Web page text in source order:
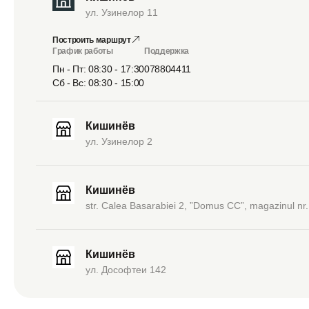
ул. Узинелор 11
Построить маршрут
График работы
Пн - Пт: 08:30 - 17:30
Сб - Вс: 08:30 - 15:00
Поддержка
078804411
Кишинёв
ул. Узинелор 2
Кишинёв
str. Calea Basarabiei 2, ”Domus CC”, magazinul
Кишинёв
ул. Дософтеи 142